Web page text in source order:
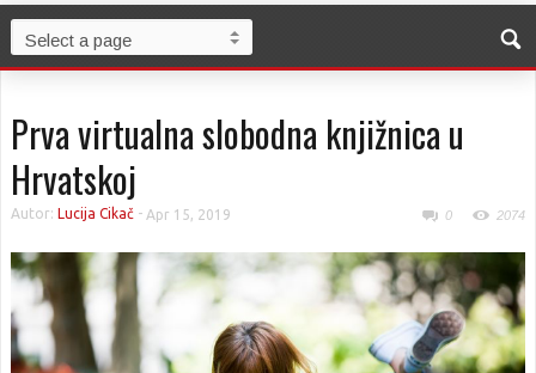
Prva virtualna slobodna knjižnica u
Hrvatskoj
Autor: Lucija Cikač - Apr 15, 2019 0 2074